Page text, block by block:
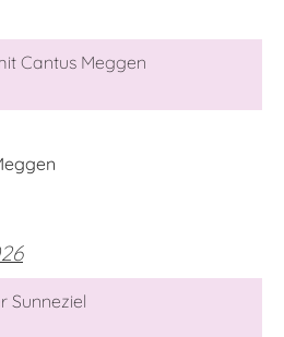
Cantus Meggen
Sunneziel